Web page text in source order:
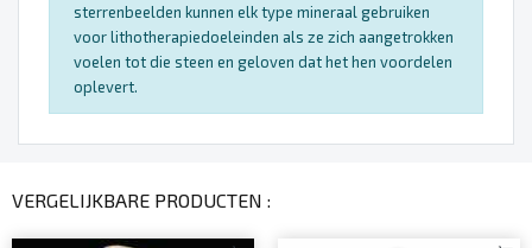
sterrenbeelden kunnen elk type mineraal gebruiken
voor lithotherapiedoeleinden als ze zich aangetrokken
voelen tot die steen en geloven dat het hen voordelen
oplevert.
VERGELIJKBARE PRODUCTEN :